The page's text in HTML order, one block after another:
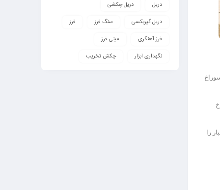
را
دریل
دریل چکشی
دریل گیربکسی
سنگ فرز
فرز
فرز آهنگری
مینی فرز
نگهداری ابزار
چکش تخریب